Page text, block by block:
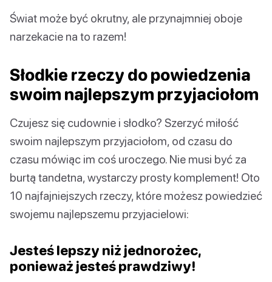
Świat może być okrutny, ale przynajmniej oboje
narzekacie na to razem!
Słodkie rzeczy do powiedzenia
swoim najlepszym przyjaciołom
Czujesz się cudownie i słodko? Szerzyć miłość
swoim najlepszym przyjaciołom, od czasu do
czasu mówiąc im coś uroczego. Nie musi być za
burtą tandetna, wystarczy prosty komplement! Oto
10 najfajniejszych rzeczy, które możesz powiedzieć
swojemu najlepszemu przyjacielowi:
Jesteś lepszy niż jednorożec,
ponieważ jesteś prawdziwy!